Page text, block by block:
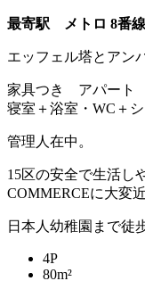
最寄駅 メトロ 8番
エッフェル塔とアン
家具つき アパート
寝室＋浴室・WC＋
管理人在中。
15区の安全で生活
COMMERCEに大変
日本人幼稚園まで徒
4P
80m²